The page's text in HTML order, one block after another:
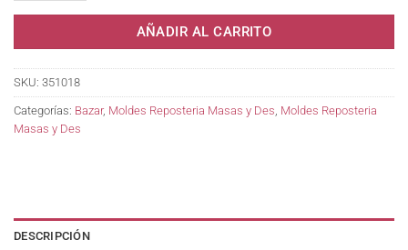
AÑADIR AL CARRITO
SKU: 351018
Categorías: Bazar, Moldes Reposteria Masas y Des, Moldes Reposteria
Masas y Des
DESCRIPCIÓN